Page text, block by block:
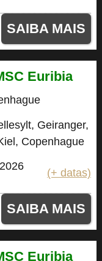
SAIBA MAIS
Euribia
Geiranger,
Copenhague
(+ datas)
SAIBA MAIS
Euribia